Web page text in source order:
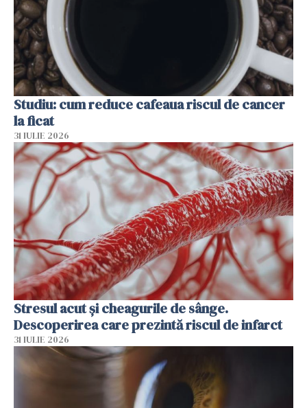
Studiu: cum reduce cafeaua riscul de cancer
la ficat
31 IULIE 2026
Stresul acut și cheagurile de sânge.
Descoperirea care prezintă riscul de infarct
31 IULIE 2026